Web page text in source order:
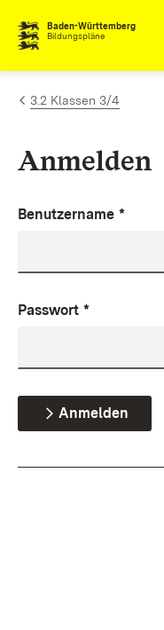
Zum Inhalt
Baden-Württemberg
Bildungspläne
3.2 Klassen 3/4
Anmelden
Benutzername *
Passwort *
Anmelden